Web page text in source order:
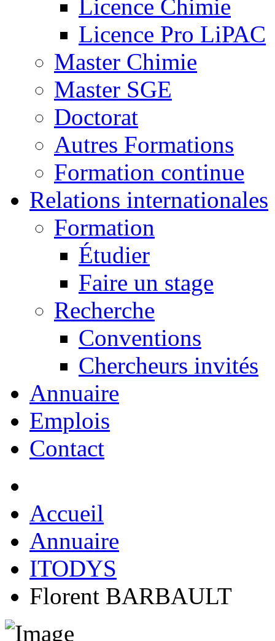
Licence Chimie
Licence Pro LiPAC
Master Chimie
Master SGE
Doctorat
Autres Formations
Formation continue
Relations internationales
Formation
Étudier
Faire un stage
Recherche
Conventions
Chercheurs invités
Annuaire
Emplois
Contact
Accueil
Annuaire
ITODYS
Florent BARBAULT